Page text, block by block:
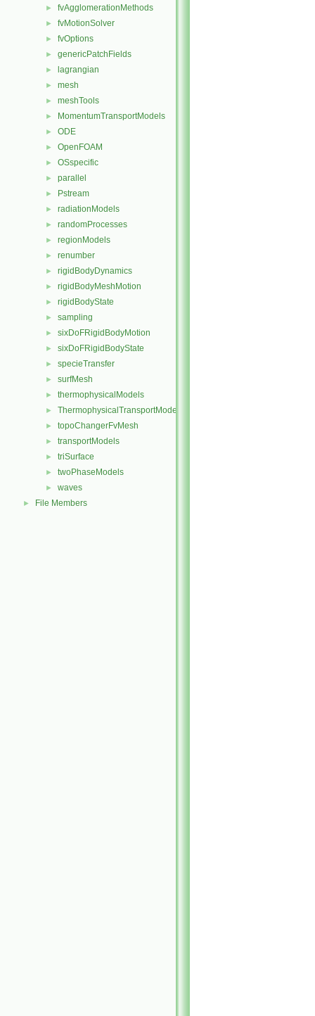
► fvAgglomerationMethods
► fvMotionSolver
► fvOptions
► genericPatchFields
► lagrangian
► mesh
► meshTools
► MomentumTransportModels
► ODE
► OpenFOAM
► OSspecific
► parallel
► Pstream
► radiationModels
► randomProcesses
► regionModels
► renumber
► rigidBodyDynamics
► rigidBodyMeshMotion
► rigidBodyState
► sampling
► sixDoFRigidBodyMotion
► sixDoFRigidBodyState
► specieTransfer
► surfMesh
► thermophysicalModels
► ThermophysicalTransportModels
► topoChangerFvMesh
► transportModels
► triSurface
► twoPhaseModels
► waves
► File Members